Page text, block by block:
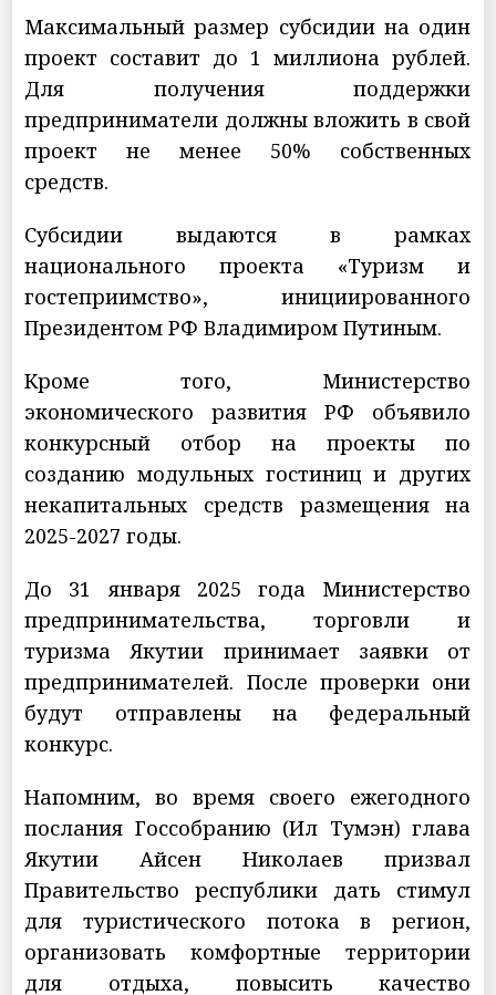
Максимальный размер субсидии на один
проект составит до 1 миллиона рублей.
Для получения поддержки
предприниматели должны вложить в свой
проект не менее 50% собственных
средств.
Субсидии выдаются в рамках
национального проекта «Туризм и
гостеприимство», инициированного
Президентом РФ Владимиром Путиным.
Кроме того, Министерство
экономического развития РФ объявило
конкурсный отбор на проекты по
созданию модульных гостиниц и других
некапитальных средств размещения на
2025-2027 годы.
До 31 января 2025 года Министерство
предпринимательства, торговли и
туризма Якутии принимает заявки от
предпринимателей. После проверки они
будут отправлены на федеральный
конкурс.
Напомним, во время своего ежегодного
послания Госсобранию (Ил Тумэн) глава
Якутии Айсен Николаев призвал
Правительство республики дать стимул
для туристического потока в регион,
организовать комфортные территории
для отдыха, повысить качество